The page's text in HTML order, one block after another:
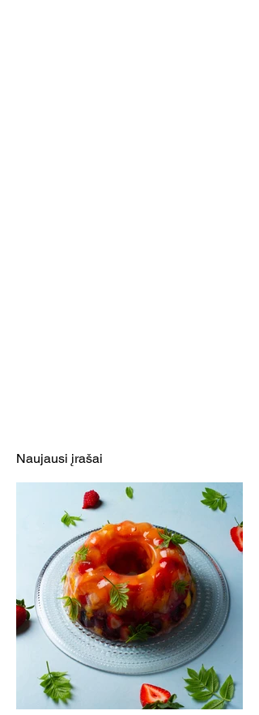
Braškinis ananasų ir kokosų
kokteilis (Receptas)
Naujausi įrašai